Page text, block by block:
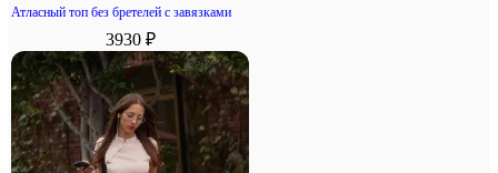
Атласный топ без бретелей с завязками
3930 ₽